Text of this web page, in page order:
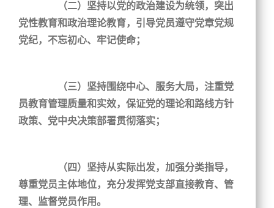
（二）坚持以党的政治建设为统领，突出
党性教育和政治理论教育，引导党员遵守党章党规
党纪，不忘初心、牢记使命；
（三）坚持围绕中心、服务大局，注重党
员教育管理质量和实效，保证党的理论和路线方针
政策、党中央决策部署贯彻落实；
（四）坚持从实际出发，加强分类指导，
尊重党员主体地位，充分发挥党支部直接教育、管
理、监督党员作用。